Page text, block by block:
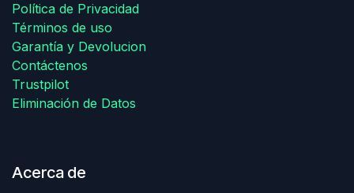
Política de Privacidad
Términos de uso
Garantía y Devolucion
Contáctenos
Trustpilot
Eliminación de Datos
Acerca de